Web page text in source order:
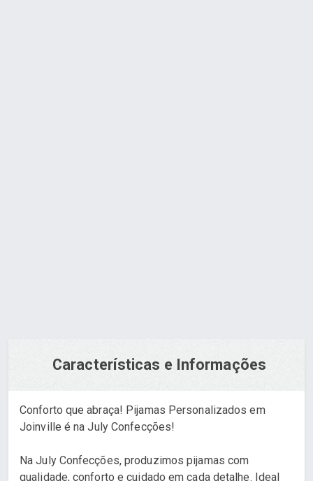
Características e Informações
Conforto que abraça! Pijamas Personalizados em
Joinville é na July Confecções!
Na July Confecções, produzimos pijamas com
qualidade, conforto e cuidado em cada detalhe. Ideal